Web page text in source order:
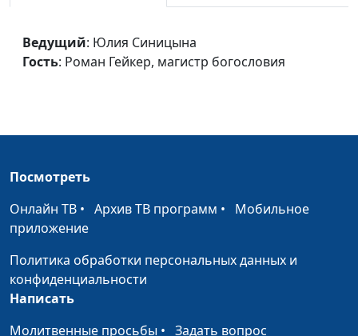
магистр богословия
Депрессия в книге пророка
Иеремии
Роман Гейкер,
Роман Гейкер,
Профилактика разногласий
в церкви
Роман Гейкер,
«Кризис среднего возраста»
в духовной жизни
Юлия Синицына,
Сомнения и Юлия Синицына,
Ведущий: Юлия Синицына
Гость: Роман Гейкер, магистр богословия
Посмотреть
Онлайн ТВ • Архив ТВ программ • Мобильное
приложение
Политика обработки персональных данных и
конфиденциальности
Написать
Молитвенные просьбы • Задать вопрос